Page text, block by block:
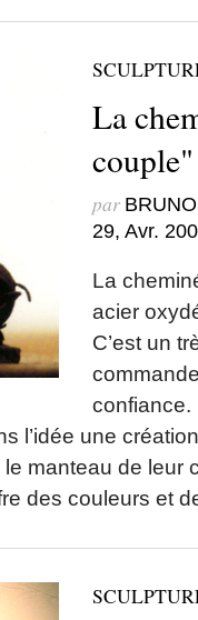
La
couple"
par
29, Avr.
La
acier
C’est un
confiance.
l’idée une
manteau de leur
des couleurs et